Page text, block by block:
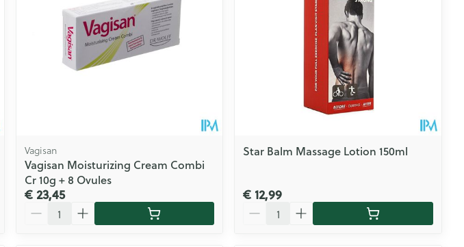
Vagisan
Vagisan Moisturizing Cream Combi
Cr 10g + 8 Ovules
€ 23,45
Star Balm Massage Lotion 150ml
€ 12,99